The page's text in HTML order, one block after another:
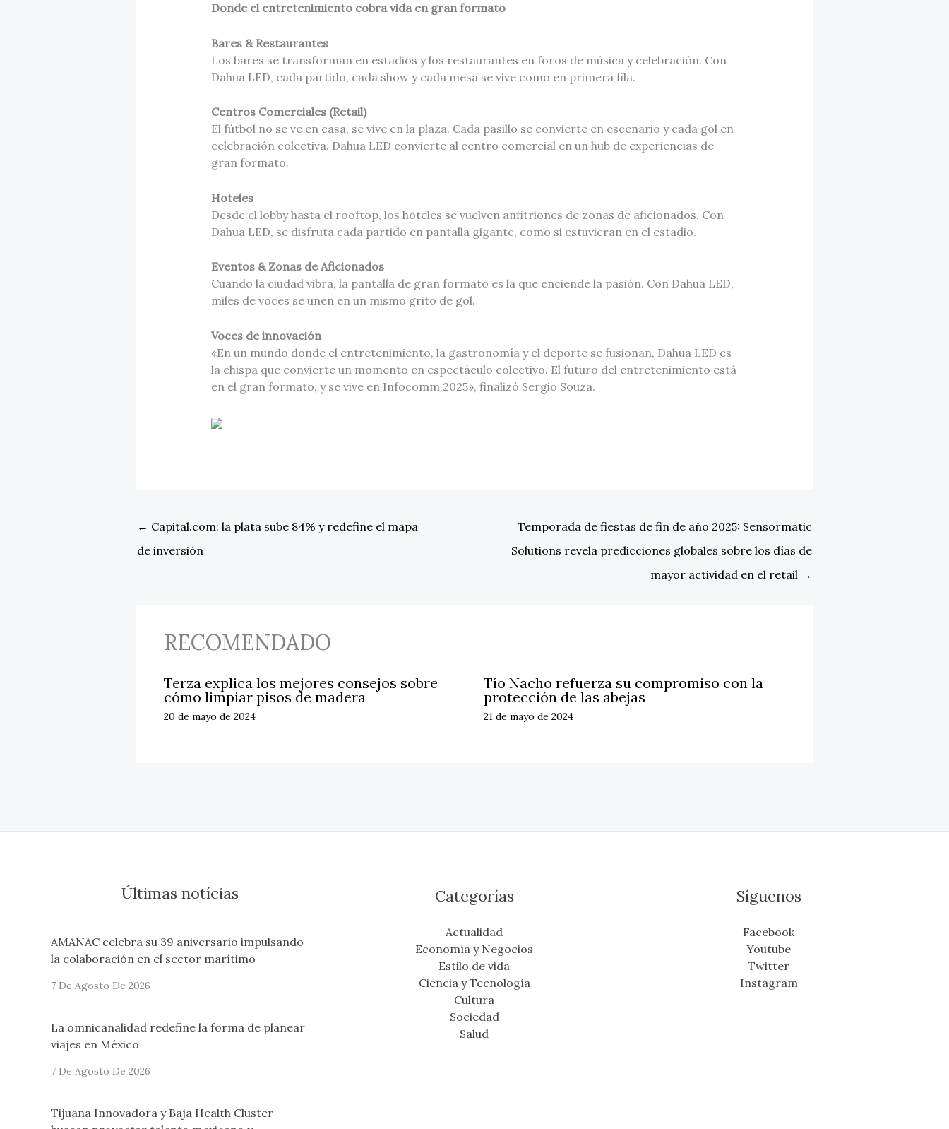
Donde el entretenimiento cobra vida en gran formato
Bares & Restaurantes
Los bares se transforman en estadios y los restaurantes en foros de música y celebración. Con
Dahua LED, cada partido, cada show y cada mesa se vive como en primera fila.
Centros Comerciales (Retail)
El fútbol no se ve en casa, se vive en la plaza. Cada pasillo se convierte en escenario y cada gol en
celebración colectiva. Dahua LED convierte al centro comercial en un hub de experiencias de
gran formato.
Hoteles
Desde el lobby hasta el rooftop, los hoteles se vuelven anfitriones de zonas de aficionados. Con
Dahua LED, se disfruta cada partido en pantalla gigante, como si estuvieran en el estadio.
Eventos & Zonas de Aficionados
Cuando la ciudad vibra, la pantalla de gran formato es la que enciende la pasión. Con Dahua LED,
miles de voces se unen en un mismo grito de gol.
Voces de innovación
«En un mundo donde el entretenimiento, la gastronomía y el deporte se fusionan, Dahua LED es
la chispa que convierte un momento en espectáculo colectivo. El futuro del entretenimiento está
en el gran formato, y se vive en Infocomm 2025», finalizó Sergio Souza.
← Capital.com: la plata sube 84% y redefine el mapa
de inversión
Temporada de fiestas de fin de año 2025: Sensormatic
Solutions revela predicciones globales sobre los días de
mayor actividad en el retail →
RECOMENDADO
Terza explica los mejores consejos sobre
cómo limpiar pisos de madera
20 de mayo de 2024
Tío Nacho refuerza su compromiso con la
protección de las abejas
21 de mayo de 2024
Últimas notícias
AMANAC celebra su 39 aniversario impulsando
la colaboración en el sector marítimo
7 De Agosto De 2026
La omnicanalidad redefine la forma de planear
viajes en México
7 De Agosto De 2026
Tijuana Innovadora y Baja Health Cluster
Categorías
Actualidad
Economía y Negocios
Estilo de vida
Ciencia y Tecnología
Cultura
Sociedad
Salud
Síguenos
Facebook
Youtube
Twitter
Instagram